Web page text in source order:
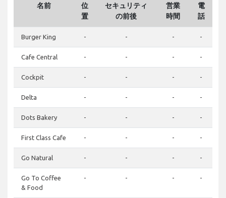
名前
位
置
セキュリティ
の前後
営業
時間
電
話
Burger King - - - -
Cafe Central - - - -
Cockpit - - - -
Delta - - - -
Dots Bakery - - - -
First Class Cafe - - - -
Go Natural - - - -
Go To Coffee
& Food
- - - -